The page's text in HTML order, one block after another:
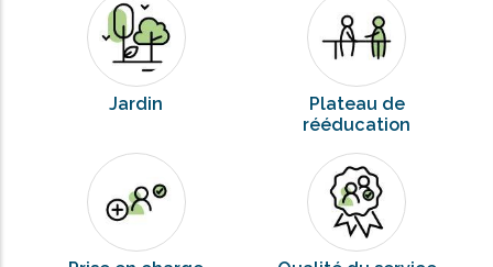
Jardin
Plateau de
rééducation